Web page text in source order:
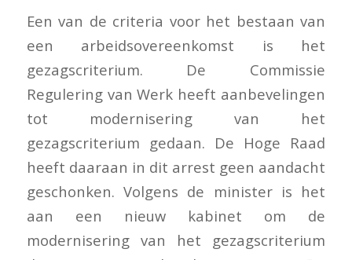
Een van de criteria voor het bestaan van
een arbeidsovereenkomst is het
gezagscriterium. De Commissie
Regulering van Werk heeft aanbevelingen
tot modernisering van het
gezagscriterium gedaan. De Hoge Raad
heeft daaraan in dit arrest geen aandacht
geschonken. Volgens de minister is het
aan een nieuw kabinet om de
modernisering van het gezagscriterium